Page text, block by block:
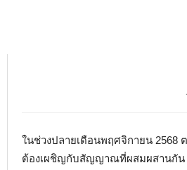
ในช่วงปลายเดือนพฤศจิกายน 2568
ต้องเผชิญกับสัญญาณที่ผสมผสานกัน